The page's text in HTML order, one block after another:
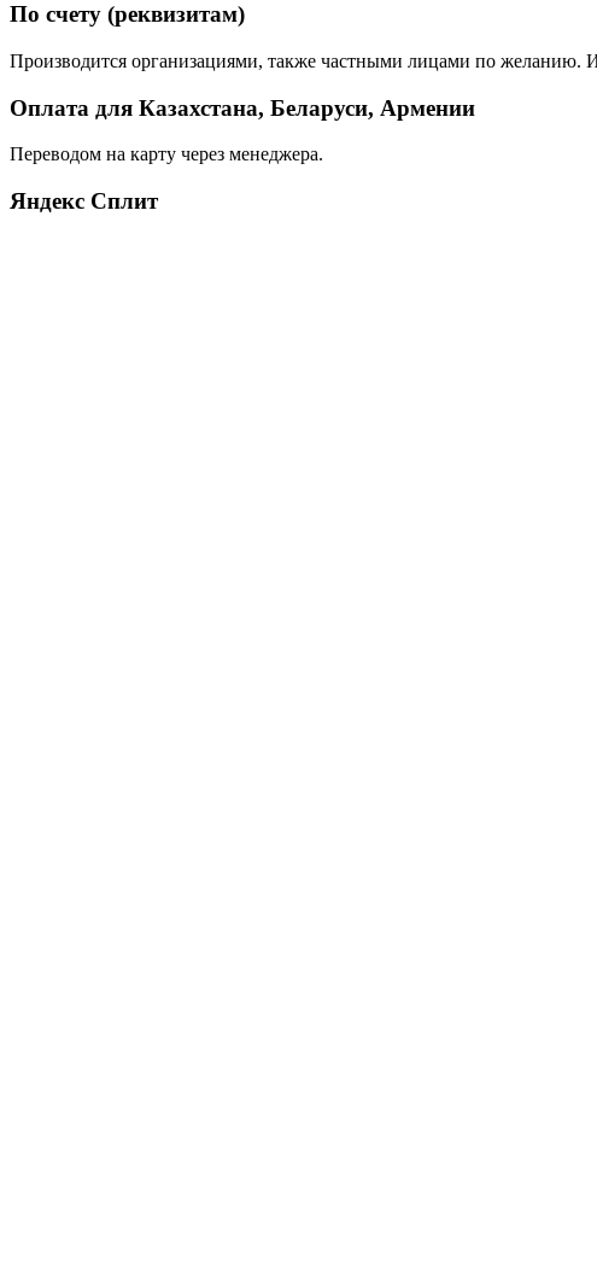
По счету (реквизитам)
Производится организациями, также частными лицами по желанию.
Оплата для Казахстана, Беларуси, Армении
Переводом на карту через менеджера.
Яндекс Сплит